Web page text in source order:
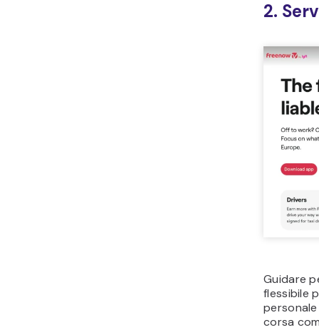
2.
Guidare
flessibile
corsa